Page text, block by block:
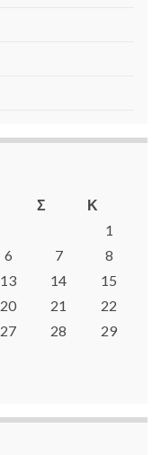
Σ
Κ
1
6 7
8
13 14
15
20 21
22
27 28
29